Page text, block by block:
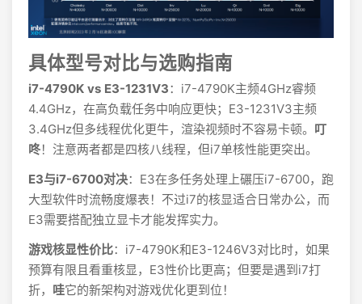
具体型号对比与选购指南
i7-4790K vs E3-1231V3 ：i7-4790K主频4GHz睿频
4.4GHz，在高负载任务中响应更快；E3-1231V3主频
3.4GHz但多线程优化更牛，渲染视频时不容易卡顿。
叮
咚 ！注意两者都是四核八线程，但i7单核性能更突出。
E3与i7-6700对决：E3在多任务处理上碾压i7-6700，跑
大型软件时流畅度爆表！不过i7的核显适合日常办公，而
E3需要搭配独立显卡才能发挥实力。
游戏核显性价比：i7-4790K和E3-1246V3对比时，如果
预算有限且看重核显，E3性价比更高；但要是遇到i7打
折，
哇它的新架构对游戏优化更到位！